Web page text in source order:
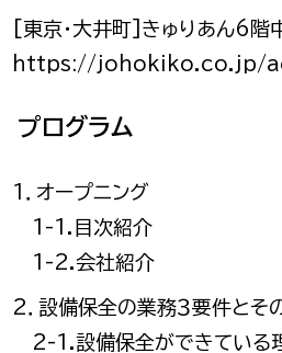
[東京・大井町]きゅりあん6階
https://johokiko.co.jp/
プログラム
1．オープニング
1-1.目次紹介
1-2.会社紹介
2．設備保全の業務３要件とそ
2-1.設備保全ができている